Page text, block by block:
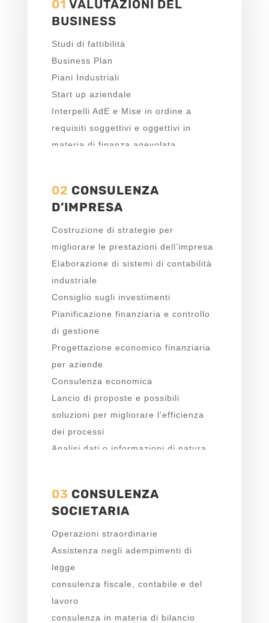
01 VALUTAZIONI DEL
BUSINESS
Studi di fattibilità
Business Plan
Piani Industriali
Start up aziendale
Interpelli AdE e Mise in ordine a
requisiti soggettivi e oggettivi in
materia di finanza agevolata
02 CONSULENZA
D’IMPRESA
Costruzione di strategie per
migliorare le prestazioni dell’impresa
Elaborazione di sistemi di contabilità
industriale
Consiglio sugli investimenti
Pianificazione finanziaria e controllo
di gestione
Progettazione economico finanziaria
per aziende
Consulenza economica
Lancio di proposte e possibili
soluzioni per migliorare l’efficienza
dei processi
Analisi dati o informazioni di natura
03 CONSULENZA
SOCIETARIA
Operazioni straordinarie
Assistenza negli adempimenti di
legge
consulenza fiscale, contabile e del
lavoro
consulenza in materia di bilancio